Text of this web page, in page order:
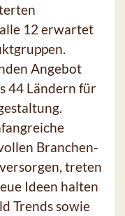
12 erwartet
Angebot
44 Ländern für
Branchen-
treten
Ideen halten
Trends sowie